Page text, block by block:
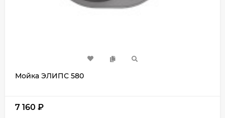
Мойка ЭЛИПС 580
7 160 ₽